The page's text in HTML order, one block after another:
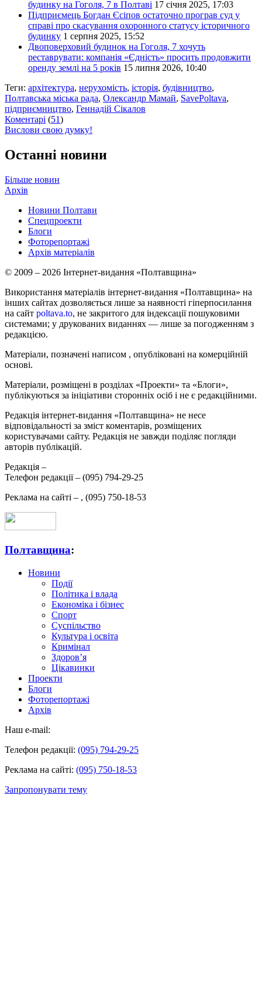
будинку на Гоголя, 7 в Полтаві 17 січня 2025, 17:03
Підприємець Богдан Єсіпов остаточно програв суд у
справі про скасування охоронного статусу історичного
будинку 1 серпня 2025, 15:52
Двоповерховий будинок на Гоголя, 7 хочуть
реставрувати: компанія «Єдність» просить продовжити
оренду землі на 5 років 15 липня 2026, 10:40
Теги: архітектура, нерухомість, історія, будівництво,
Полтавська міська рада, Олександр Мамай, SavePoltava,
підприємництво, Геннадій Сікалов
Коментарі (51)
Вислови свою думку!
Останні новини
Більше новин
Архів
Новини Полтави
Спецпроекти
Блоги
Фоторепортажі
Архів матеріалів
© 2009 – 2026 Інтернет-видання «Полтавщина»
Використання матеріалів інтернет-видання «Полтавщина» на
інших сайтах дозволяється лише за наявності гіперпосилання
на сайт poltava.to, не закритого для індексації пошуковими
системами; у друкованих виданнях — лише за погодженням з
редакцією.
Матеріали, позначені написом , опубліковані на комерційній
основі.
Матеріали, розміщені в розділах «Проекти» та «Блоги»,
публікуються за ініціативи сторонніх осіб і не є редакційними.
Редакція інтернет-видання «Полтавщина» не несе
відповідальності за зміст коментарів, розміщених
користувачами сайту. Редакція не завжди поділяє погляди
авторів публікацій.
Редакція –
Телефон редакції – (095) 794-29-25
Реклама на сайті – , (095) 750-18-53
Полтавщина:
Новини
Події
Політика і влада
Економіка і бізнес
Спорт
Суспільство
Культура і освіта
Кримінал
Здоров’я
Цікавинки
Проекти
Блоги
Фоторепортажі
Архів
Наш e-mail:
Телефон редакції: (095) 794-29-25
Реклама на сайті: (095) 750-18-53
Запропонувати тему